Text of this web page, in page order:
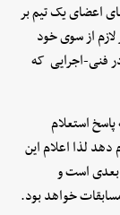
اعضای یک تیم بر
از سوی خود
فنی-اجرایی که
استعلام
دهد لذا اعلام این
بعدی است و
خواهد بود.